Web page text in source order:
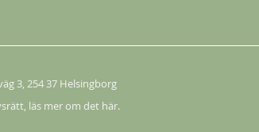
3, 254 37 Helsingborg
läs mer om det här.